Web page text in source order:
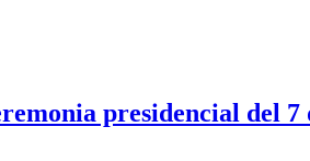
presidencial del 7